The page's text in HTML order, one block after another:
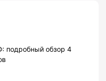
подробный обзор 4